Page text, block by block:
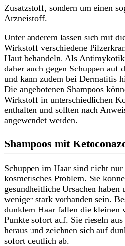
Zusatzstoff, sondern um einen
Arzneistoff.
Unter anderem lassen sich mit
Wirkstoff verschiedene
Haut behandeln. Als
daher auch gegen Schuppen auf
und kann zudem bei Dermatitis
Die angebotenen Shampoos
Wirkstoff in unterschiedlichen
enthalten und sollten nach
angewendet werden.
Shampoos mit
Schuppen im Haar sind nicht nur
kosmetisches Problem. Sie
gesundheitliche Ursachen haben
weniger stark vorhanden sein.
dunklem Haar fallen die kleinen
Punkte sofort auf. Sie rieseln aus
heraus und zeichnen sich auf
sofort deutlich ab.